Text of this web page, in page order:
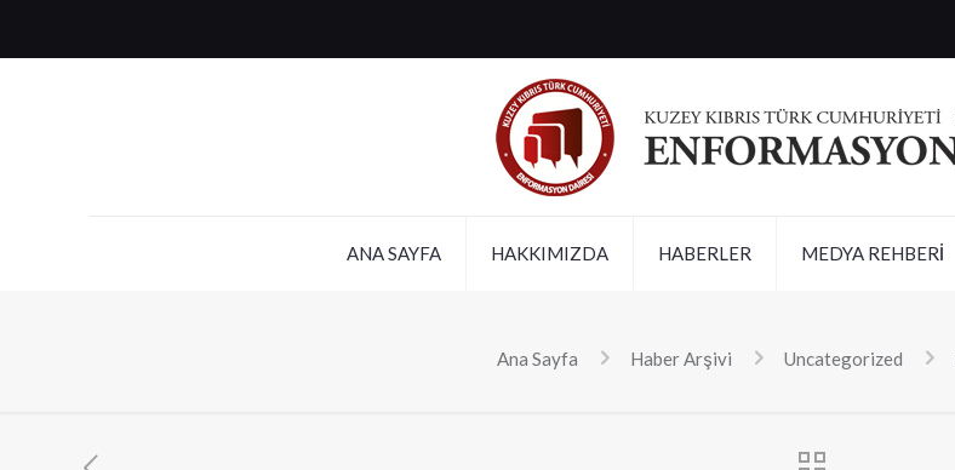
ANA SAYFA HAKKIMIZDA HABERLER MEDYA REHBERİ
Ana Sayfa Haber Arşivi Uncategorized